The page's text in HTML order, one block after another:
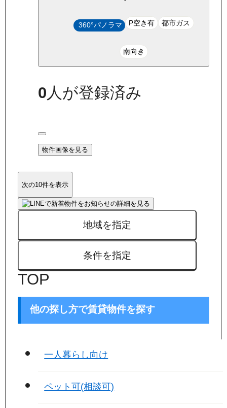
360°パノラマ P空き有 都市ガス
南向き
0人が登録済み
物件画像を見る
次の10件を表示
地域を指定
条件を指定
TOP
他の探し方で賃貸物件を探す
一人暮らし向け
ペット可(相談可)